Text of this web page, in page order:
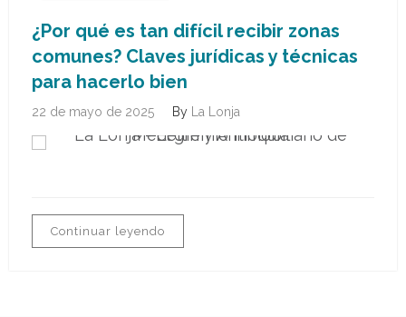
¿Por qué es tan difícil recibir zonas
comunes? Claves jurídicas y técnicas
para hacerlo bien
22 de mayo de 2025 By La Lonja
Continuar leyendo